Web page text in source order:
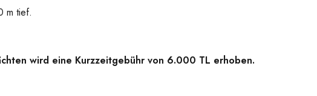
m tief.
wird eine Kurzzeitgebühr von 6.000 TL erhoben.